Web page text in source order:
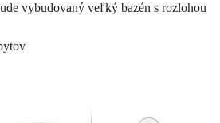
vybudovaný veľký bazén s rozlohou